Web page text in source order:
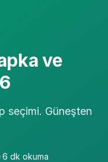
ve
seçimi. Güneşten
6 dk okuma